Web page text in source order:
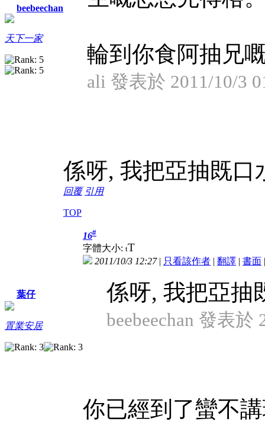
beebeechan
天下一家
輪到你食阿抽兄
ali 發表於 2011/10/3
係呀, 我把亞抽既口
回覆 引用
TOP
葉仔
置業安居
16#
字體大小: tT
2011/10/3 12:27| 只看該作者 | 翻譯 | 書面
係呀, 我把亞抽
beebeechan 發表於
你已經到了蠻不